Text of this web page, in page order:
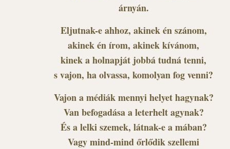
árnyán.
Eljutnak-e ahhoz, akinek én szánom,
akinek én írom, akinek kívánom,
kinek a holnapját jobbá tudná tenni,
s vajon, ha olvassa, komolyan fog venni?
Vajon a médiák mennyi helyet hagynak?
Van befogadása a leterhelt agynak?
És a lelki szemek, látnak-e a mában?
Vagy mind-mind őrlődik szellemi